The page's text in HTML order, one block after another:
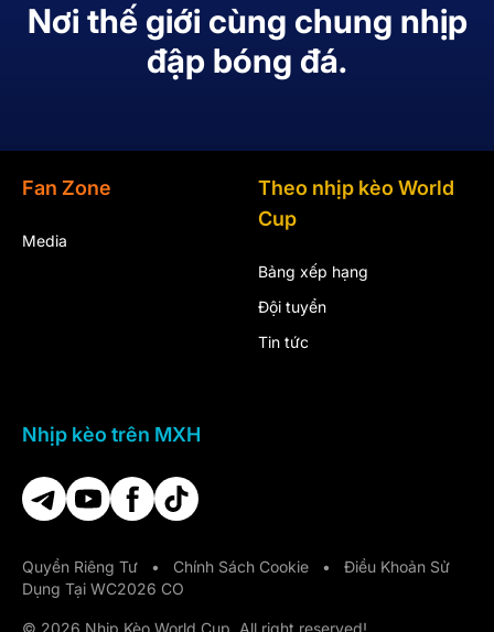
Nơi thế giới cùng chung nhịp
đập bóng đá.
Fan Zone
Media
Theo nhịp kèo World
Cup
Bảng xếp hạng
Đội tuyển
Tin tức
Nhịp kèo trên MXH
Quyền Riêng Tư • Chính Sách Cookie •
Điều Khoản Sử
Dụng Tại WC2026 CO